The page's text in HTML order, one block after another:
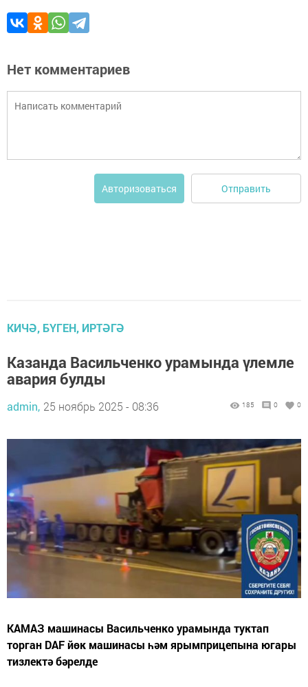
Нет комментариев
Авторизоваться Отправить
КИЧӘ, БҮГЕН, ИРТӘГӘ
Казанда Васильченко урамында үлемле
авария булды
admin, 25 ноябрь 2025 - 08:36 185 0 0
КАМАЗ машинасы Васильченко урамында туктап
торган DAF йөк машинасы һәм ярымприцепына югары
тизлектә бәрелде